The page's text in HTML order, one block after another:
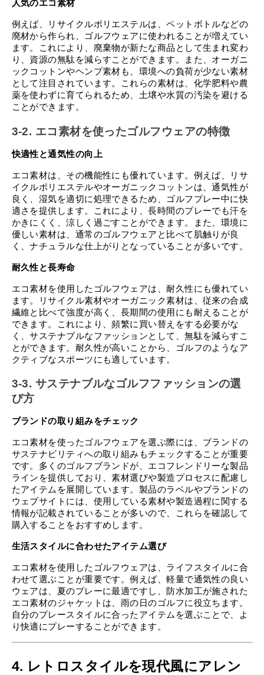
人気のエコ素材
例えば、リサイクルポリエステルは、ペットボトルなどの
廃材から作られ、ゴルフウェアに使われることが増えてい
ます。これにより、廃棄物が新たな商品として生まれ変わ
り、資源の無駄を減らすことができます。また、オーガニ
ックコットンやヘンプ素材も、環境への負荷が少ない素材
として注目されています。これらの素材は、化学肥料や農
薬を使わずに育てられるため、土壌や水質の汚染を避ける
ことができます。
3-2. エコ素材を使ったゴルフウェアの特徴
快適性と通気性の向上
エコ素材は、その機能性にも優れています。例えば、リサ
イクルポリエステルやオーガニックコットンは、通気性が
良く、湿気を適切に処理できるため、ゴルフプレー中に快
適さを提供します。これにより、長時間のプレーでも汗を
かきにくく、涼しく過ごすことができます。また、環境に
優しい素材は、通常のゴルフウェアと比べて肌触りが良
く、ナチュラルな仕上がりとなっていることが多いです。
耐久性と長寿命
エコ素材を使用したゴルフウェアは、耐久性にも優れてい
ます。リサイクル素材やオーガニック素材は、従来の合成
繊維と比べて強度が高く、長期間の使用にも耐えることが
できます。これにより、頻繁に買い替えをする必要がな
く、サステナブルなファッションとして、無駄を減らすこ
とができます。耐久性が高いことから、ゴルフのようなア
クティブなスポーツにも適しています。
3-3. サステナブルなゴルフファッションの選
び方
ブランドの取り組みをチェック
エコ素材を使ったゴルフウェアを選ぶ際には、ブランドの
サステナビリティへの取り組みもチェックすることが重要
です。多くのゴルフブランドが、エコフレンドリーな製品
ラインを提供しており、素材選びや製造プロセスに配慮し
たアイテムを展開しています。製品のラベルやブランドの
ウェブサイトには、使用している素材や製造過程に関する
情報が記載されていることが多いので、これらを確認して
購入することをおすすめします。
生活スタイルに合わせたアイテム選び
エコ素材を使用したゴルフウェアは、ライフスタイルに合
わせて選ぶことが重要です。例えば、軽量で通気性の良い
ウェアは、夏のプレーに最適ですし、防水加工が施された
エコ素材のジャケットは、雨の日のゴルフに役立ちます。
自分のプレースタイルに合ったアイテムを選ぶことで、よ
り快適にプレーすることができます。
4. レトロスタイルを現代風にアレン